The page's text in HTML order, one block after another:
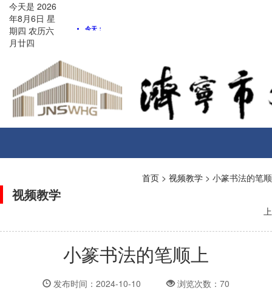
今天是 2026
年8月6日 星
期四 农历六
月廿四
视频教学
首页 > 视频教学 > 小篆书法的笔顺
上
小篆书法的笔顺上
发布时间：2024-10-10 浏览次数：70